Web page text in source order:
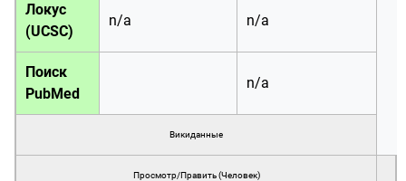
Локус
(UCSC)
n/a n/a
Поиск
PubMed
n/a
Викиданные
Просмотр/Править (Человек)